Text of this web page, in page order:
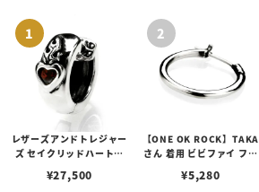
レザーズアンドトレジャー
ズ セイクリッドハートピ
¥27,500
【ONE OK ROCK】TAKA
さん 着用 ビビファイ フー
¥5,280